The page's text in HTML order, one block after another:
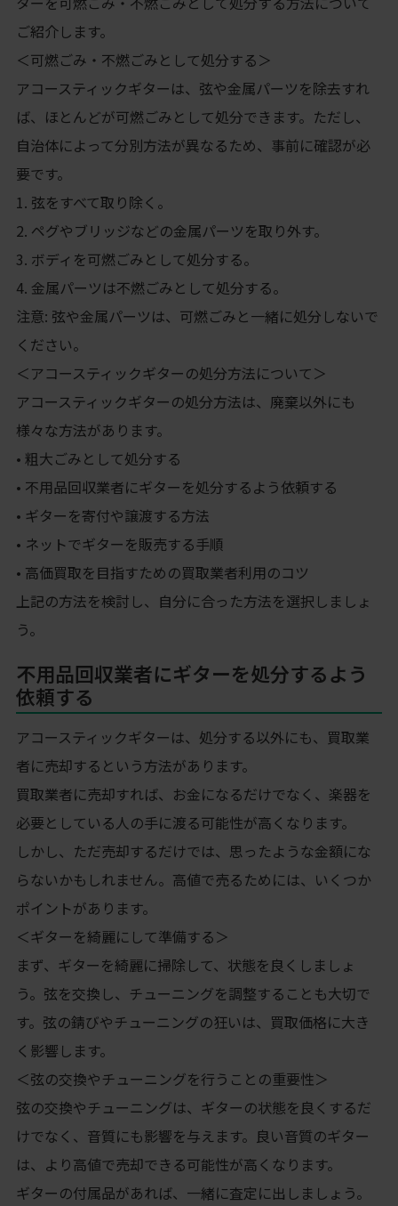
ご紹介します。
＜可燃ごみ・不燃ごみとして処分する＞
アコースティックギターは、弦や金属パーツを除去すれ
ば、ほとんどが可燃ごみとして処分できます。ただし、
自治体によって分別方法が異なるため、事前に確認が必
要です。
1. 弦をすべて取り除く。
2. ペグやブリッジなどの金属パーツを取り外す。
3. ボディを可燃ごみとして処分する。
4. 金属パーツは不燃ごみとして処分する。
注意: 弦や金属パーツは、可燃ごみと一緒に処分しないで
ください。
＜アコースティックギターの処分方法について＞
アコースティックギターの処分方法は、廃棄以外にも
様々な方法があります。
• 粗大ごみとして処分する
• 不用品回収業者にギターを処分するよう依頼する
• ギターを寄付や譲渡する方法
• ネットでギターを販売する手順
• 高価買取を目指すための買取業者利用のコツ
上記の方法を検討し、自分に合った方法を選択しましょ
う。
不用品回収業者にギターを処分するよう
依頼する
アコースティックギターは、処分する以外にも、買取業
者に売却するという方法があります。
買取業者に売却すれば、お金になるだけでなく、楽器を
必要としている人の手に渡る可能性が高くなります。
しかし、ただ売却するだけでは、思ったような金額にな
らないかもしれません。高値で売るためには、いくつか
ポイントがあります。
＜ギターを綺麗にして準備する＞
まず、ギターを綺麗に掃除して、状態を良くしましょ
う。弦を交換し、チューニングを調整することも大切で
す。弦の錆びやチューニングの狂いは、買取価格に大き
く影響します。
＜弦の交換やチューニングを行うことの重要性＞
弦の交換やチューニングは、ギターの状態を良くするだ
けでなく、音質にも影響を与えます。良い音質のギター
は、より高値で売却できる可能性が高くなります。
ギターの付属品があれば、一緒に査定に出しましょう。